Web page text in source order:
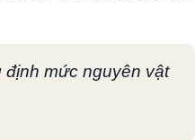
định mức nguyên vật